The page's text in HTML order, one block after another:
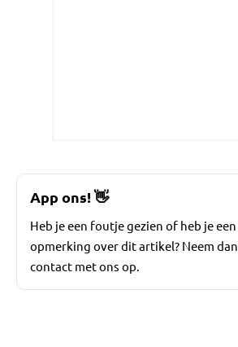
App ons!👋
Heb je een foutje gezien of heb je een
opmerking over dit artikel? Neem dan
contact met ons op.